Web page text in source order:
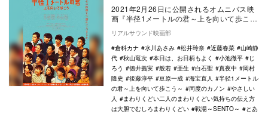
2021年2月26日に公開されるオムニバス映
画『半径1メートルの君～上を向いて歩こう
～』の本予告と本ビジュアル、場面写真が
公開さ…
リアルサウンド映画部
倉科カナ
水川あさみ 松井玲奈 近藤春菜
山崎静
代
秋山竜次 本日は、お日柄もよく 小池徹平
じ
ろう
徳井義実 般若 亜生 白石聖 真夜中
岡村
隆史
後藤淳平 豆原一成 海宝直人
半径1メートル
の君～上を向いて歩こう～
同度のカノン
やさしい
人
まわりくどい二人のまわりくどい気持ちの伝え方
は大胆でむしろまわりくどい
戦湯～SENTO～
とあ